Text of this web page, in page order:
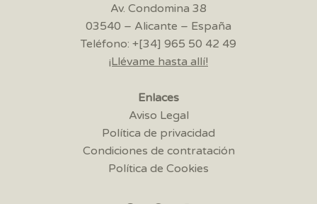
Av. Condomina 38
03540 – Alicante – España
Teléfono: +[34] 965 50 42 49
¡Llévame hasta allí!
Enlaces
Aviso Legal
Política de privacidad
Condiciones de contratación
Política de Cookies